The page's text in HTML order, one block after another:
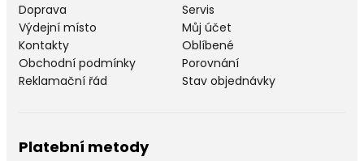
Doprava
Výdejní místo
Kontakty
Obchodní podmínky
Reklamační řád
Servis
Můj účet
Oblíbené
Porovnání
Stav objednávky
Platební metody